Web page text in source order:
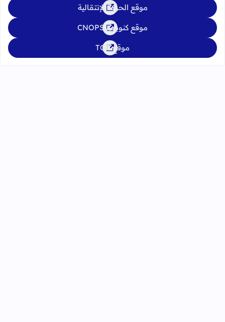
موقع الحركة الإنتقالية
موقع كنوبس CNOPS
موقع TGR